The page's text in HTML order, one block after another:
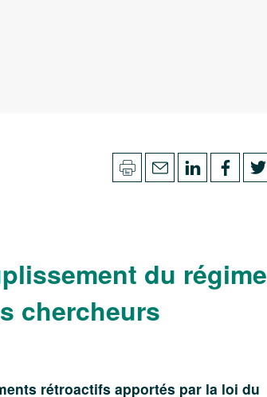
du régime
chercheurs
rétroactifs apportés par la loi du